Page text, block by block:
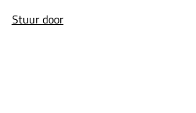
Stuur door